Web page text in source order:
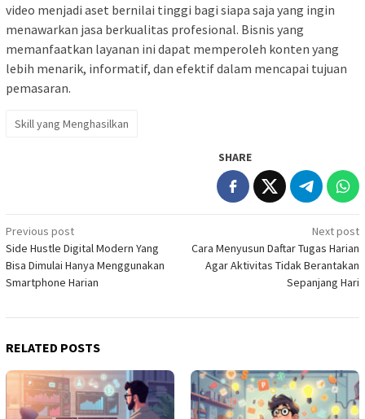
video menjadi aset bernilai tinggi bagi siapa saja yang ingin
menawarkan jasa berkualitas profesional. Bisnis yang
memanfaatkan layanan ini dapat memperoleh konten yang
lebih menarik, informatif, dan efektif dalam mencapai tujuan
pemasaran.
Skill yang Menghasilkan
SHARE
Post
navigation
Previous post
Side Hustle Digital Modern Yang
Bisa Dimulai Hanya Menggunakan
Smartphone Harian
Next post
Cara Menyusun Daftar Tugas Harian
Agar Aktivitas Tidak Berantakan
Sepanjang Hari
RELATED POSTS